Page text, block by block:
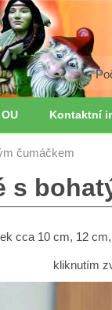
Kontaktní
čumáčkem
s
cca 10 cm, 12
kliknutím